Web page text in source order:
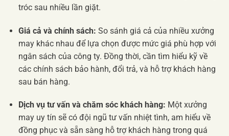
tróc sau nhiều lần giặt.
Giá cả và chính sách: So sánh giá cả của nhiều xưởng
may khác nhau để lựa chọn được mức giá phù hợp với
ngân sách của công ty. Đồng thời, cần tìm hiểu kỹ về
các chính sách bảo hành, đổi trả, và hỗ trợ khách hàng
sau bán hàng.
Dịch vụ tư vấn và chăm sóc khách hàng: Một xưởng
may uy tín sẽ có đội ngũ tư vấn nhiệt tình, am hiểu về
đồng phục và sẵn sàng hỗ trợ khách hàng trong quá